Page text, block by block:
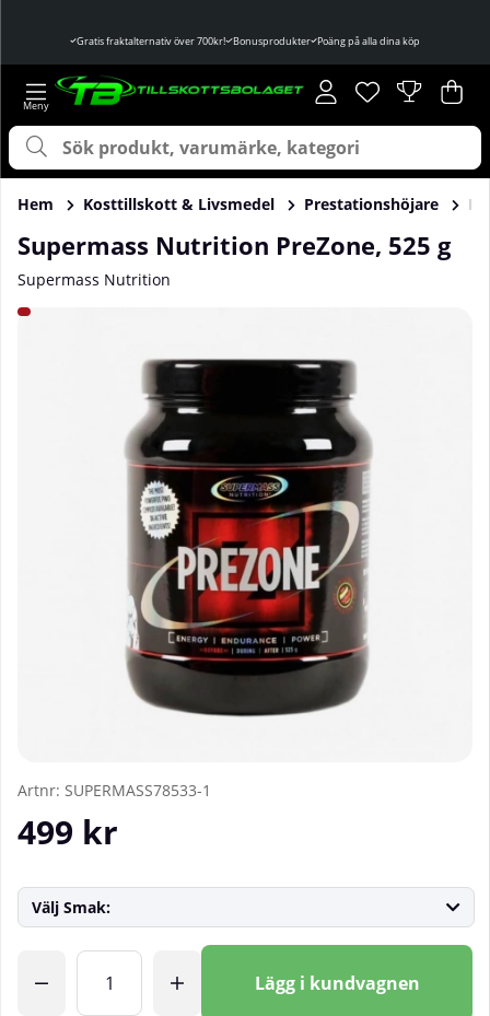
Gratis fraktalternativ över 700kr! Bonusprodukter Poäng på alla dina köp
Önskelista
Antal i
. .
Hem Kosttillskott & Livsmedel Prestationshöjare
Supermass Nutrition PreZone, 525 g
Supermass Nutrition
Produktbilder Supermass Nutrition PreZone, 525 g
Artnr: SUPERMASS78533-1
499 kr
Välj Smak:
Lägg i kundvagnen